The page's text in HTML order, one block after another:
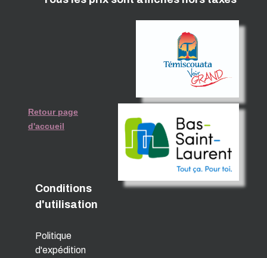
Retour page
d'accueil
Conditions
d'utilisation
Politique
d'expédition